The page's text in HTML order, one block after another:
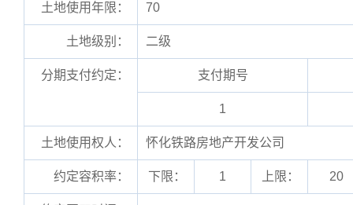
土地使用年限： 70
土地级别： 二级
分期支付约定： 支付期号
1
土地使用权人： 怀化铁路房地产开发公司
约定容积率： 下限： 1 上限： 20